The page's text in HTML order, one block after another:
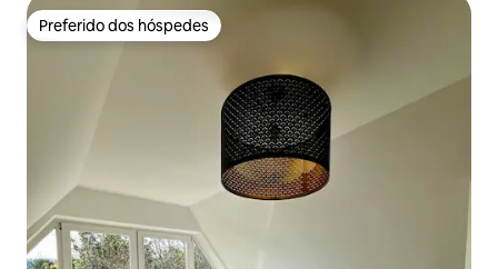
Preferido dos hóspedes
Preferido dos hóspedes